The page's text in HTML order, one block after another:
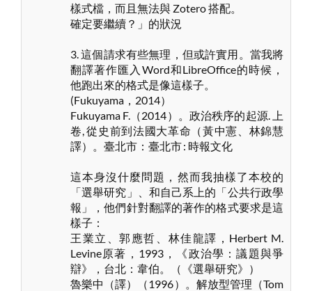
樣式檔，而且無法與 Zotero 搭配。
確定要繼續？」的狀況
3. 這個請求有些無理，但或許實用。當我將
翻譯著作匯入Word和LibreOffice的時候，
他跑出來的格式是像這樣子。
(Fukuyama，2014）
Fukuyama F.（2014）。政治秩序的起源. 上
卷, 從史前到法國大革命（黃中憲、林錦慧
譯）。臺北市：臺北市 : 時報文化
這本身沒什麼問題，然而我抽樣了本校的
「選舉研究」、和自己系上的「公共行政學
報」，他們針對翻譯的著作的格式要求是這
樣子：
王業立、郭應哲、林佳龍譯，Herbert M.
Levine原著，1993，《政治學：議題與爭
辯》，台北：韋伯。（《選舉研究》）
魯樂中（譯）（1996）。解放型管理（Tom